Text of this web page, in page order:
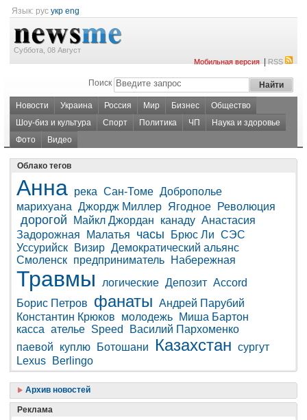
Язык: рус укр eng
Суббота, 08 Август
Мобильная версия|RSS
Поиск
Новости Украина Россия Мир Бизнес
Общество
Шоу-биз и культура
Спорт Политика ЧП
Наука и здоровье
Фото
Видео
Облако тегов
Анна река Сан-Томе Доброполье
марихуана Джордж Миллер Ягодное Революция
дорогой Майкл Джордан канаду Анастасия
Задорожная
Малатья часы Брюс Ли СЭС
Уссурийск
Визир Демократический альянс
Смоленск предприниматель Набережная
Травмы логические Депозит Accord
Борис Петров
фанаты Андрей Парубий
Константин Крюков
молодежь
Миша Бартон
касса ателье Speed
Василий Пархоменко
паевой
куплю Ботошани Казахстан сургут
Lexus
Berlingo
Архив новостей
Реклама